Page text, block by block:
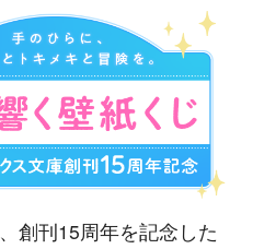
創刊15周年を記念した